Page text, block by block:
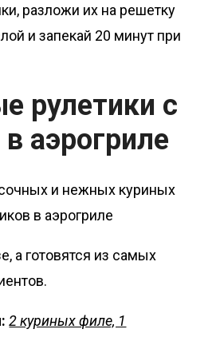
разложи их на решетку
и запекай 20 минут при
рулетики с
аэрогриле
а готовятся из самых
2 куриных филе, 1